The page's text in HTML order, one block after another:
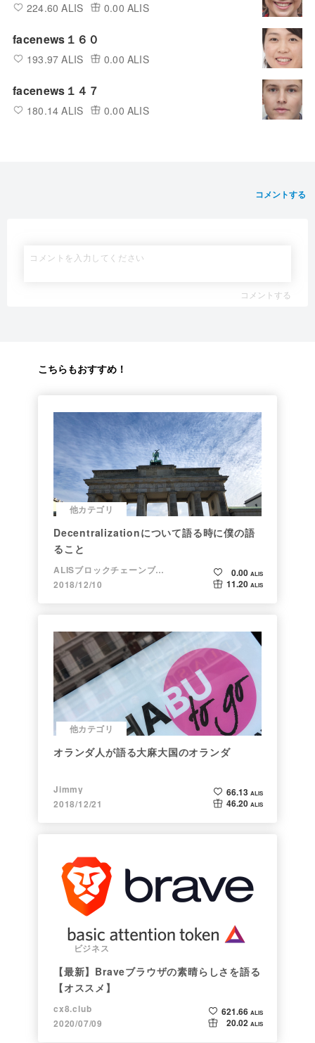
224.60 ALIS 0.00 ALIS
facenews１６０
193.97 ALIS 0.00 ALIS
facenews１４７
180.14 ALIS 0.00 ALIS
コメントする
コメントする
こちらもおすすめ！
他カテゴリ
Decentralizationについて語る時に僕の語
ること
ALISブロックチェーンブログ
2018/12/10
0.00 ALIS
11.20 ALIS
他カテゴリ
オランダ人が語る大麻大国のオランダ
Jimmy
2018/12/21
66.13 ALIS
46.20 ALIS
ビジネス
【最新】Braveブラウザの素晴らしさを語る
【オススメ】
cx8.club
2020/07/09
621.66 ALIS
20.02 ALIS